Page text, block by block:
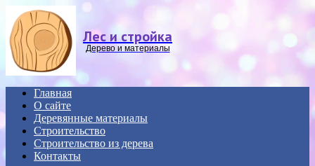
Лес и стройка
Дерево и материалы
Главная
О сайте
Деревянные материалы
Строительство
Строительство из дерева
Контакты